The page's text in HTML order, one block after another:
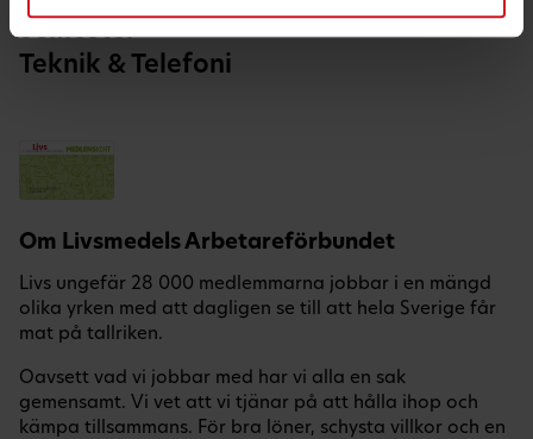
Semester
Teknik & Telefoni
Om Livsmedels Arbetareförbundet
Livs ungefär 28 000 medlemmarna jobbar i en mängd
olika yrken med att dagligen se till att hela Sverige får
mat på tallriken.
Oavsett vad vi jobbar med har vi alla en sak
gemensamt. Vi vet att vi tjänar på att hålla ihop och
kämpa tillsammans. För bra löner, schysta villkor och en